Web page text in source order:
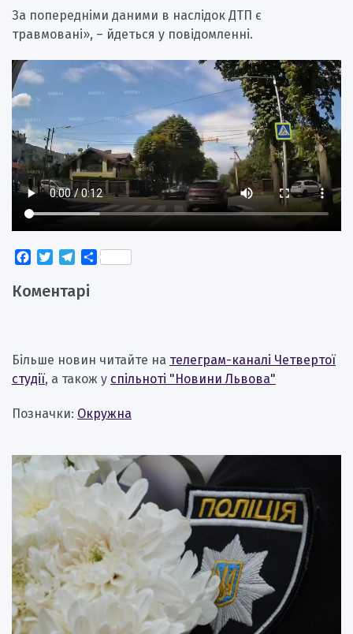
За попередніми даними в наслідок ДТП є
травмовані», – йдеться у повідомленні.
Facebook
TwitterTelegram
Поділитися
Коментарі
Більше новин читайте на телеграм-каналі Четвертої
студії, а також у спільноті "Новини Львова"
Позначки: Окружна